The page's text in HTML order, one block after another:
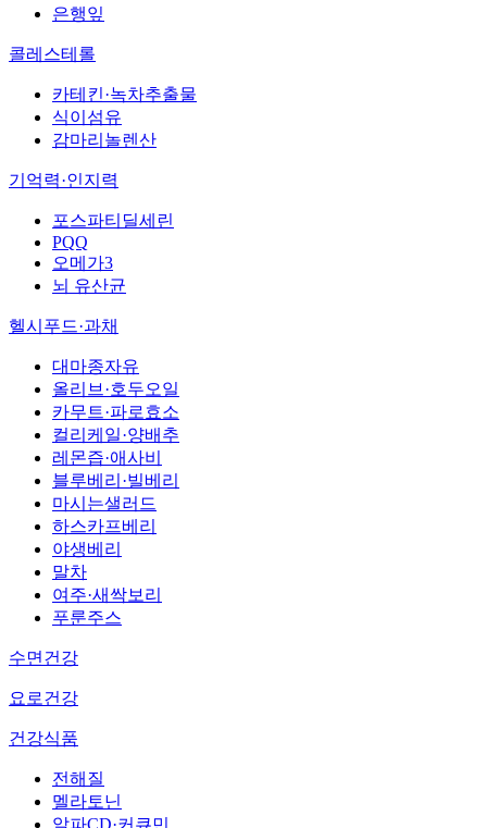
은행잎
콜레스테롤
카테킨·녹차추출물
식이섬유
감마리놀렌산
기억력·인지력
포스파티딜세린
PQQ
오메가3
뇌 유산균
헬시푸드·과채
대마종자유
올리브·호두오일
카무트·파로효소
컬리케일·양배추
레몬즙·애사비
블루베리·빌베리
마시는샐러드
하스카프베리
야생베리
말차
여주·새싹보리
푸룬주스
수면건강
요로건강
건강식품
전해질
멜라토닌
알파CD·커큐민